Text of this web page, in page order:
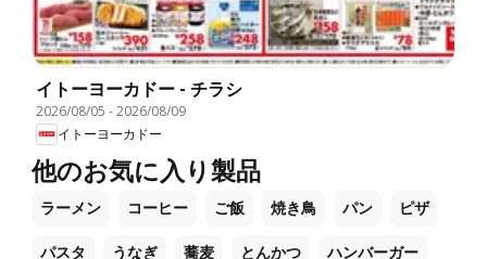
イトーヨーカドー - チラシ
2026/08/05 -2026/08/09
イトーヨーカドー
他のお気に入り製品
ラーメン コーヒー ご飯 焼き鳥 パン ピザ
パスタ うなぎ 蕎麦 とんかつ ハンバーガー